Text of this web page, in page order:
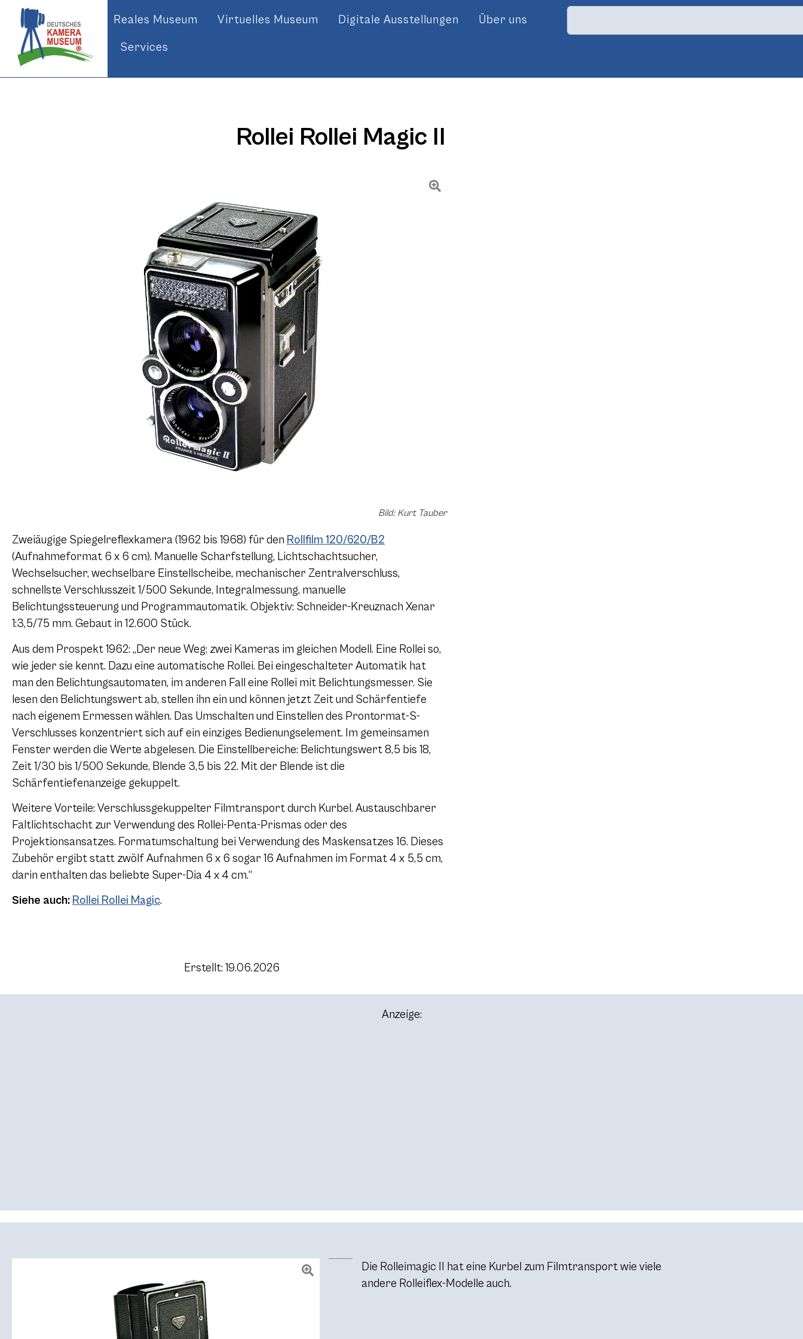
Reales Museum Virtuelles Museum Digitale Ausstellungen Über uns
Services
Rollei Rollei Magic II
Bild: Kurt Tauber
Zweiäugige Spiegelreflexkamera (1962 bis 1968) für den Rollfilm 120/620/B2
(Aufnahmeformat 6 x 6 cm). Manuelle Scharfstellung, Lichtschachtsucher,
Wechselsucher, wechselbare Einstellscheibe, mechanischer Zentralverschluss,
schnellste Verschlusszeit 1/500 Sekunde, Integralmessung, manuelle
Belichtungssteuerung und Programmautomatik. Objektiv: Schneider-Kreuznach Xenar
1:3,5/75 mm. Gebaut in 12.600 Stück.
Aus dem Prospekt 1962: „Der neue Weg: zwei Kameras im gleichen Modell. Eine Rollei so,
wie jeder sie kennt. Dazu eine automatische Rollei. Bei eingeschalteter Automatik hat
man den Belichtungsautomaten, im anderen Fall eine Rollei mit Belichtungsmesser. Sie
lesen den Belichtungswert ab, stellen ihn ein und können jetzt Zeit und Schärfentiefe
nach eigenem Ermessen wählen. Das Umschalten und Einstellen des Prontormat-S-
Verschlusses konzentriert sich auf ein einziges Bedienungselement. Im gemeinsamen
Fenster werden die Werte abgelesen. Die Einstellbereiche: Belichtungswert 8,5 bis 18,
Zeit 1/30 bis 1/500 Sekunde, Blende 3,5 bis 22. Mit der Blende ist die
Schärfentiefenanzeige gekuppelt.
Weitere Vorteile: Verschlussgekuppelter Filmtransport durch Kurbel. Austauschbarer
Faltlichtschacht zur Verwendung des Rollei-Penta-Prismas oder des
Projektionsansatzes. Formatumschaltung bei Verwendung des Maskensatzes 16. Dieses
Zubehör ergibt statt zwölf Aufnahmen 6 x 6 sogar 16 Aufnahmen im Format 4 x 5,5 cm,
darin enthalten das beliebte Super-Dia 4 x 4 cm.“
Siehe auch: Rollei Rollei Magic.
Erstellt: 19.06.2026
Anzeige:
Die Rolleimagic II hat eine Kurbel zum Filmtransport wie viele
andere Rolleiflex-Modelle auch.